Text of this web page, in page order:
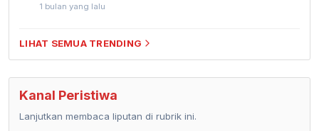
1 bulan yang lalu
LIHAT SEMUA TRENDING
Kanal Peristiwa
Lanjutkan membaca liputan di rubrik ini.